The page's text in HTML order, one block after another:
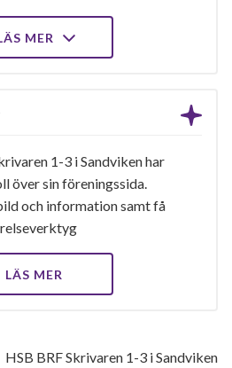
MER
1-3 i Sandviken har
över sin föreningssida.
och information samt få
LÄS MER
HSB BRF Skrivaren 1-3 i Sandviken